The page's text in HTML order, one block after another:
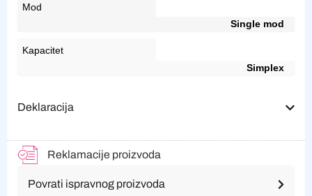
Mod
Single mod
Kapacitet
Simplex
Deklaracija
Reklamacije proizvoda
Povrati ispravnog proizvoda